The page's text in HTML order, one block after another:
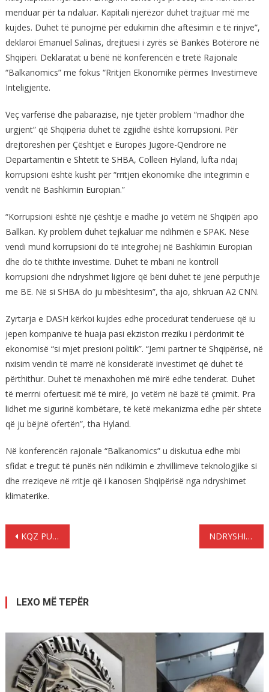
menduar për ta ndaluar. Kapitali njerëzor duhet trajtuar më me
kujdes. Duhet të punojmë për edukimin dhe aftësimin e të rinjve”,
deklaroi Emanuel Salinas, drejtuesi i zyrës së Bankës Botërore në
Shqipëri. Deklaratat u bënë në konferencën e tretë Rajonale
“Balkanomics” me fokus “Rritjen Ekonomike përmes Investimeve
Inteligjente.
Veç varfërisë dhe pabarazisë, një tjetër problem “madhor dhe
urgjent” që Shqipëria duhet të zgjidhë është korrupsioni. Për
drejtoreshën për Çështjet e Europës Jugore-Qendrore në
Departamentin e Shtetit të SHBA, Colleen Hyland, lufta ndaj
korrupsioni është kusht për “rritjen ekonomike dhe integrimin e
vendit në Bashkimin Europian.”
“Korrupsioni është një çështje e madhe jo vetëm në Shqipëri apo
Ballkan. Ky problem duhet tejkaluar me ndihmën e SPAK. Nëse
vendi mund korrupsioni do të integrohej në Bashkimin Europian
dhe do të thithte investime. Duhet të mbani ne kontroll
korrupsioni dhe ndryshmet ligjore që bëni duhet të jenë përputhje
me BE. Në si SHBA do ju mbështesim”, tha ajo, shkruan A2 CNN.
Zyrtarja e DASH kërkoi kujdes edhe procedurat tenderuese që iu
jepen kompanive të huaja pasi ekziston rreziku i përdorimit të
ekonomisë “si mjet presioni politik”. “Jemi partner të Shqipërisë, në
nxisim vendin të marrë në konsideratë investimet që duhet të
përthithur. Duhet të menaxhohen më mirë edhe tenderat. Duhet
të merrni ofertuesit më të mirë, jo vetëm në bazë të çmimit. Pra
lidhet me sigurinë kombëtare, të ketë mekanizma edhe për shtete
që ju bëjnë ofertën”, tha Hyland.
Në konferencën rajonale “Balkanomics” u diskutua edhe mbi
sfidat e tregut të punës nën ndikimin e zhvillimeve teknologjike si
dhe rreziqeve në rritje që i kanosen Shqipërisë nga ndryshimet
klimaterike.
Lëvizje
KQZ PUBLIKON LISTËN E VOTUESVE PËR DIASPORËN, JA SI MUND TË VERIFIKONI EMRINt NDRYSHIMI I ORËS 2025: KUR DO LEVIZIM ORËN NJË ORË PËRPARA ?
LEXO MË TEPËR